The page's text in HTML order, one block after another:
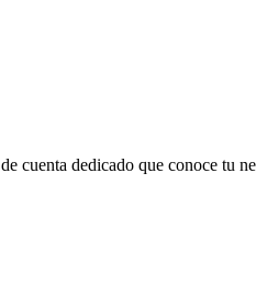
cuenta dedicado que conoce tu